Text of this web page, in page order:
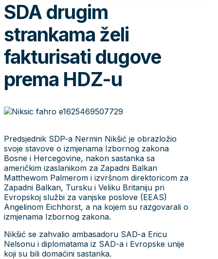
SDA drugim
strankama želi
fakturisati dugove
prema HDZ-u
Predsjednik SDP-a Nermin Nikšić je obrazložio
svoje stavove o izmjenama Izbornog zakona
Bosne i Hercegovine, nakon sastanka sa
američkim izaslanikom za Zapadni Balkan
Matthewom Palmerom i izvršnom direktoricom za
Zapadni Balkan, Tursku i Veliku Britaniju pri
Evropskoj službi za vanjske poslove (EEAS)
Angelinom Eichhorst, a na kojem su razgovarali o
izmjenama Izbornog zakona.
Nikšić se zahvalio ambasadoru SAD-a Ericu
Nelsonu i diplomatama iz SAD-a i Evropske unije
koji su bili domaćini sastanka.